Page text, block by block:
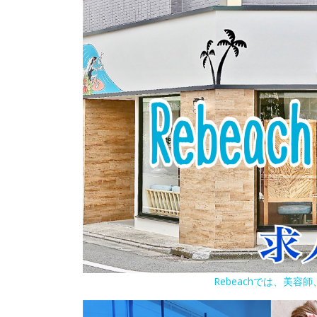
Rebeachでは、美容